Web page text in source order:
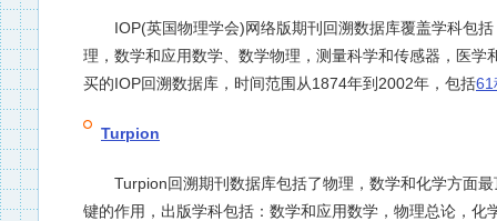
IOP(英国物理学会)网络版期刊回溯数据库覆盖学科包括
理，数学和应用数学、数学物理，测量科学和传感器，医
买的IOP回溯数据库，时间范围从1874年到2002年，包括61
Turpion
Turpion回溯期刊数据库包括了物理，数学和化学方面最
键的作用，出版学科包括：数学和应用数学，物理总论，